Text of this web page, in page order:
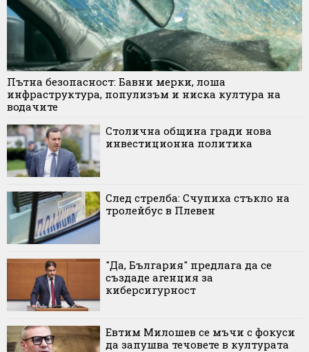
Пътна безопасност: Бавни мерки, лоша
инфраструктура, популизъм и ниска култура на
водачите
Столична община гради нова
инвестиционна политика
След стрелба: Счупиха стъкло на
тролейбус в Плевен
"Да, България" предлага да се
създаде агенция за
киберсигурност
Евтим Милошев се мъчи с фокуси
да запушва течовете в културата